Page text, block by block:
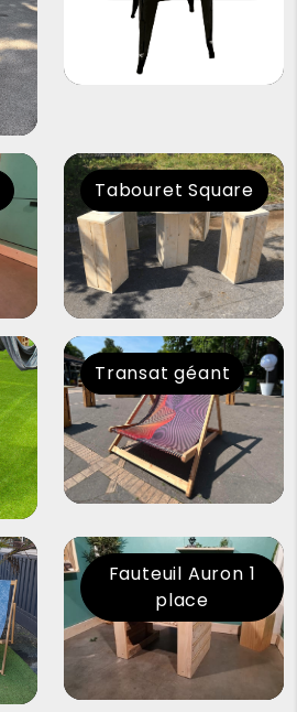
Tabouret Square
Transat géant
Fauteuil Auron 1
place